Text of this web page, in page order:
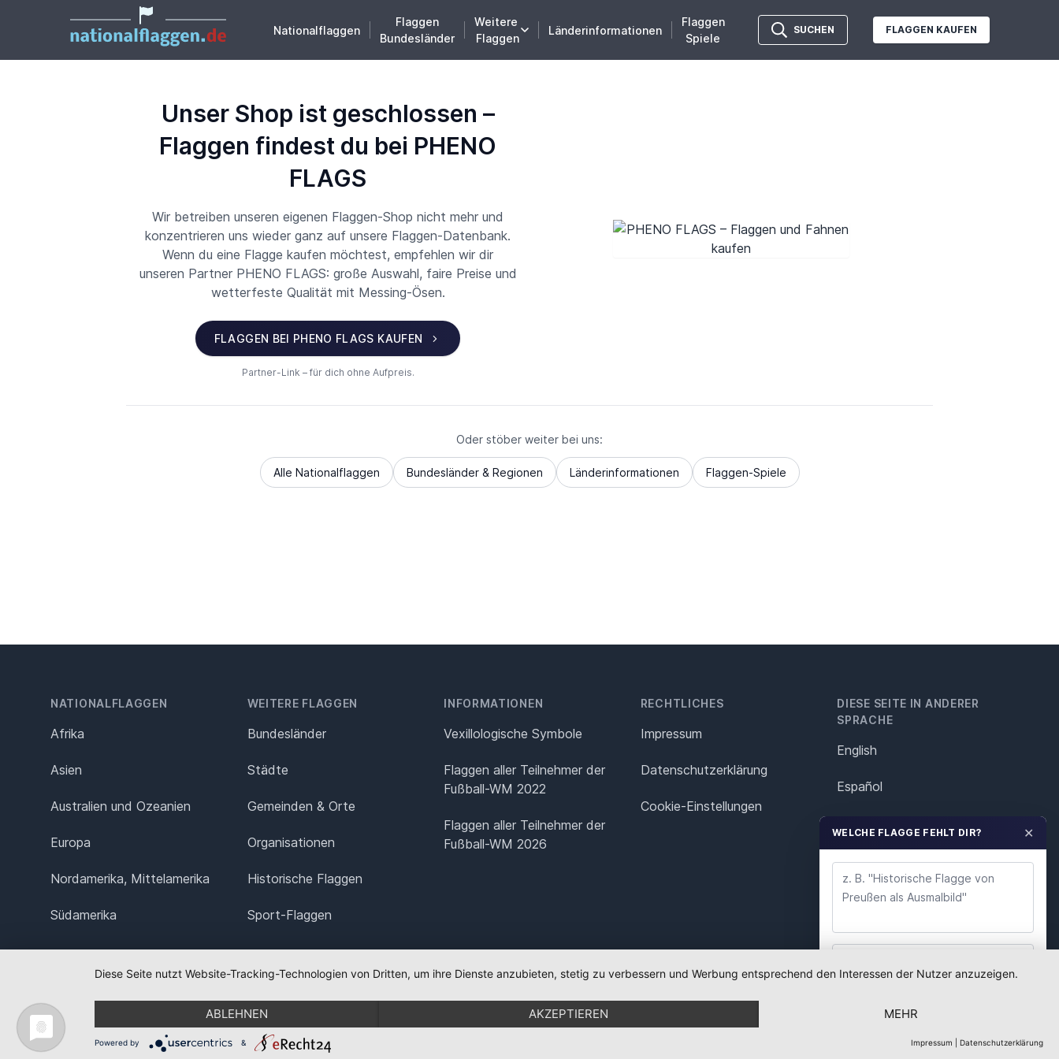
Nationalflaggen
Flaggen
Bundesländer
Weitere
Flaggen
Länderinformationen
Flaggen
Spiele
SUCHEN FLAGGEN KAUFEN
Unser Shop ist geschlossen –
Flaggen findest du bei PHENO
FLAGS
Wir betreiben unseren eigenen Flaggen-Shop nicht mehr und
konzentrieren uns wieder ganz auf unsere Flaggen-Datenbank.
Wenn du eine Flagge kaufen möchtest, empfehlen wir dir
unseren Partner PHENO FLAGS: große Auswahl, faire Preise und
wetterfeste Qualität mit Messing-Ösen.
FLAGGEN BEI PHENO FLAGS KAUFEN
Partner-Link – für dich ohne Aufpreis.
Oder stöber weiter bei uns:
Alle Nationalflaggen Bundesländer & Regionen Länderinformationen Flaggen-Spiele
NATIONALFLAGGEN
Afrika
Asien
Australien und Ozeanien
Europa
Nordamerika, Mittelamerika
Südamerika
WEITERE FLAGGEN
Bundesländer
Städte
Gemeinden & Orte
Organisationen
Historische Flaggen
Sport-Flaggen
INFORMATIONEN
Vexillologische Symbole
Flaggen aller Teilnehmer der
Fußball-WM 2022
Flaggen aller Teilnehmer der
Fußball-WM 2026
RECHTLICHES
Impressum
Datenschutz­erklärung
Cookie-Einstellungen
DIESE SEITE IN ANDERER
SPRACHE
English
Español
Italiano
Polska
Português
Nederlands
WELCHE FLAGGE FEHLT DIR? ✕
Diese Seite nutzt Website-Tracking-Technologien von Dritten, um ihre Dienste anzubieten, stetig zu verbessern und Werbung entsprechend den Interessen der Nutzer anzuzeigen.
ABLEHNEN AKZEPTIEREN MEHR
Powered by & Impressum Datenschutzerklärung